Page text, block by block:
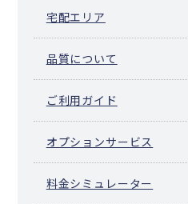
宅配エリア
品質について
ご利用ガイド
オプションサービス
料金シミュレーター